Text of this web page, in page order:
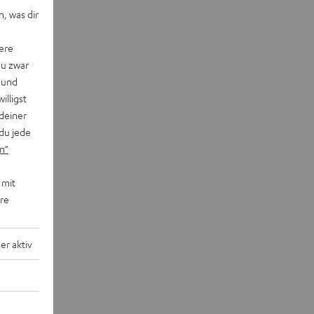
was dir
zwar
jede
mit
aktiv